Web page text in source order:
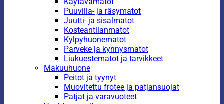
Puuvilla- ja räsymatot
Juutti- ja sisalmatot
Kosteantilanmatot
Kylpyhuonematot
Parveke ja kynnysmatot
Liukuestematot ja tarvikkeet
Makuuhuone
Peitot ja tyynyt
Muovitettu frotee ja patjansuojat
Patjat ja varavuoteet